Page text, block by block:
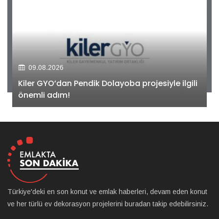
09.08.2026
Kiler GYO’dan Pendik Dolayoba projesiyle ilgili
önemli adım!
Türkiye'deki en son konut ve emlak haberleri, devam eden konut
ve her türlü ev dekorasyon projelerini buradan takip edebilirsiniz.